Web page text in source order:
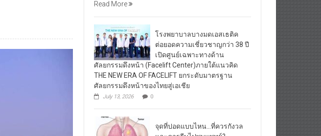
โรงพยาบาลบางมดเอสเธติค
ต่อยอดความเชี่ยวชาญกว่า 38 ปี
เปิดศูนย์เฉพาะทางด้าน
ศัลยกรรมดึงหน้า (Facelift Center)ภายใต้แนวคิด
THE NEW ERA OF FACELIFT ยกระดับมาตรฐาน
ศัลยกรรมดึงหน้าของไทยสู่เอเชีย
จุดที่ปอดแบบไหน…ที่ควรกังวล
และควรรีบไปพบแพทย์?